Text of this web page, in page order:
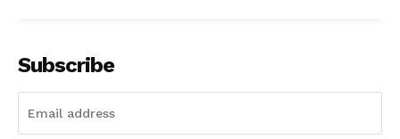
Subscribe